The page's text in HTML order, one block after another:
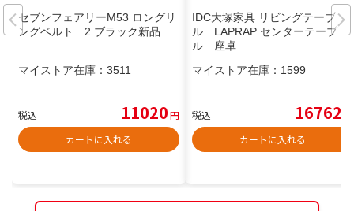
セブンフェアリーM53 ロングリ
ングベルト 2 ブラック新品
マイストア在庫： 3511
税込 11020円
カートに入れる
IDC大塚家具 リビングテーブ
ル LAPRAP センターテーブ
ル 座卓
マイストア在庫： 1599
税込 16762
カートに入れる